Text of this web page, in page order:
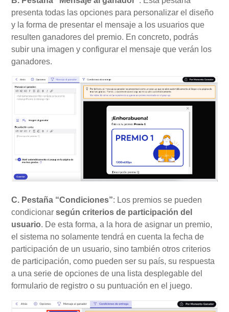
presenta todas las opciones para personalizar el diseño
y la forma de presentar el mensaje a los usuarios que
resulten ganadores del premio. En concreto, podrás
subir una imagen y configurar el mensaje que verán los
ganadores.
C. Pestaña “Condiciones”: Los premios se pueden
condicionarsegún criterios de participación del
usuario. De esta forma, a la hora de asignar un premio,
el sistema no solamente tendrá en cuenta la fecha de
participación de un usuario, sino también otros criterios
de participación, como pueden ser su país, su respuesta
a una serie de opciones de una lista desplegable del
formulario de registro o su puntuación en el juego.